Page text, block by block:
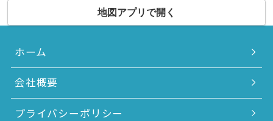
地図アプリで開く
ホーム
会社概要
プライバシーポリシー